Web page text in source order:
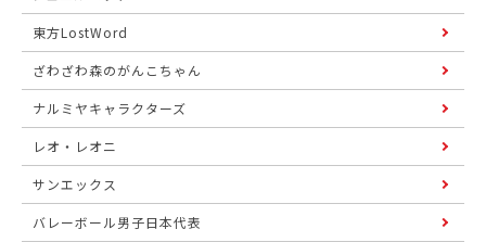
東方LostWord
ざわざわ森のがんこちゃん
ナルミヤキャラクターズ
レオ・レオニ
サンエックス
バレーボール男子日本代表